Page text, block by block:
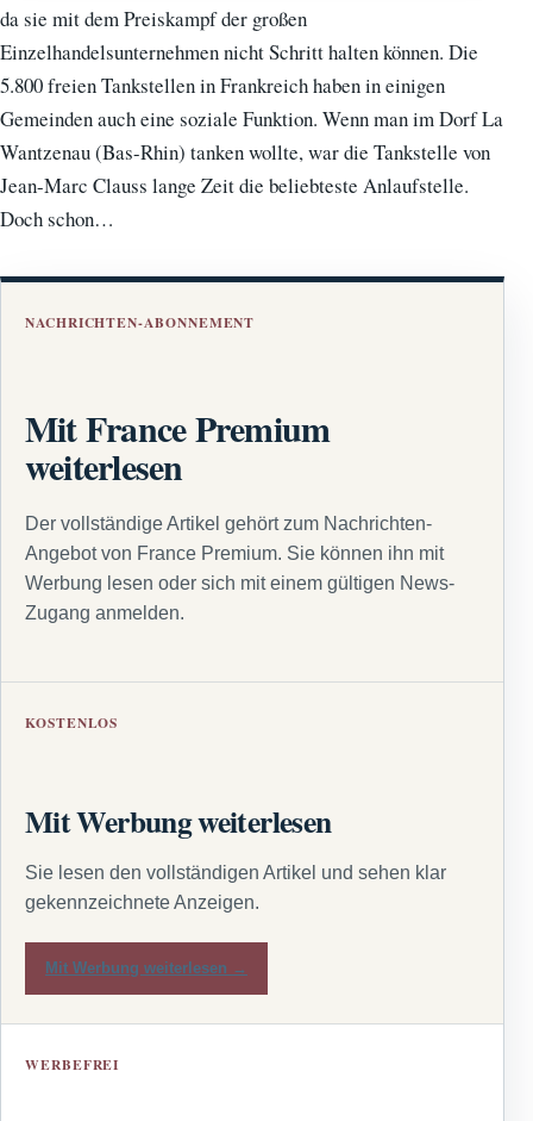
da sie mit dem Preiskampf der großen
Einzelhandelsunternehmen nicht Schritt halten können. Die
5.800 freien Tankstellen in Frankreich haben in einigen
Gemeinden auch eine soziale Funktion. Wenn man im Dorf La
Wantzenau (Bas-Rhin) tanken wollte, war die Tankstelle von
Jean-Marc Clauss lange Zeit die beliebteste Anlaufstelle.
Doch schon…
NACHRICHTEN-ABONNEMENT
Mit France Premium
weiterlesen
Der vollständige Artikel gehört zum Nachrichten-
Angebot von France Premium. Sie können ihn mit
Werbung lesen oder sich mit einem gültigen News-
Zugang anmelden.
KOSTENLOS
Mit Werbung weiterlesen
Sie lesen den vollständigen Artikel und sehen klar
gekennzeichnete Anzeigen.
Mit Werbung weiterlesen →
WERBEFREI